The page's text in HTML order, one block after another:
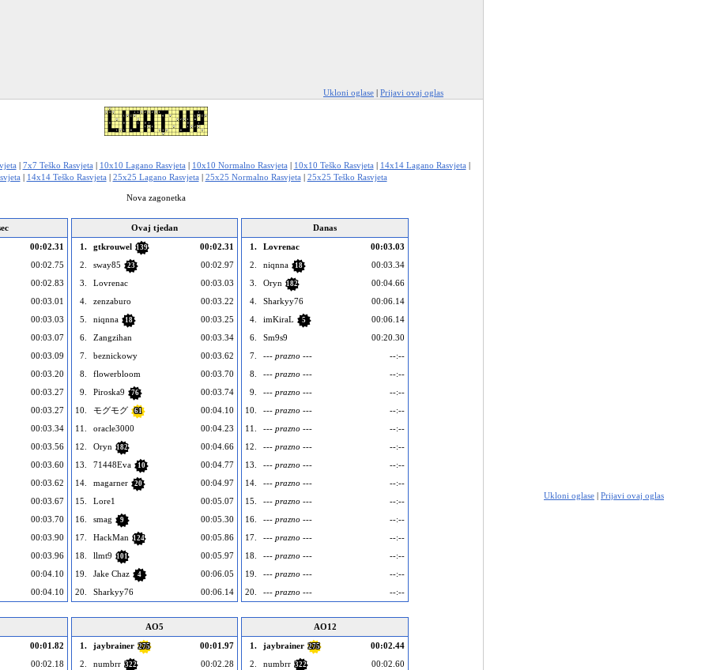
Ukloni oglase | Prijavi ovaj oglas
| 7x7 Teško Rasvjeta | 10x10 Lagano Rasvjeta | 10x10 Normalno Rasvjeta | 10x10 Teško Rasvjeta | 14x14 Lagano Rasvjeta |
| 14x14 Teško Rasvjeta | 25x25 Lagano Rasvjeta | 25x25 Normalno Rasvjeta | 25x25 Teško Rasvjeta
Nova zagonetka
00:02.31
00:02.75
00:02.83
00:03.01
00:03.03
00:03.07
00:03.09
00:03.20
00:03.27
00:03.27
00:03.34
00:03.56
00:03.60
00:03.62
00:03.67
00:03.70
00:03.90
00:03.96
00:04.10
00:04.10
Ovaj tjedan
1.
gtkrouwel 139
00:02.31
2.
sway85 23
00:02.97
3.
Lovrenac
00:03.03
4.
zenzaburo
00:03.22
5.
niqnna 18
00:03.25
6.
Zangzihan
00:03.34
7.
beznickowy
00:03.62
8.
flowerbloom
00:03.70
9.
Piroska9 76
00:03.74
10.
モグモグ 61
00:04.10
11.
oracle3000
00:04.23
12.
Oryn 182
00:04.66
13.
71448Eva 10
00:04.77
14.
magarner 20
00:04.97
15.
Lore1
00:05.07
16.
smag 9
00:05.30
17.
HackMan 124
00:05.86
18.
llmt9 101
00:05.97
19.
Jake Chaz 4
00:06.05
20.
Sharkyy76 00:06.14
Danas
1.
Lovrenac
00:03.03
2.
niqnna 18
00:03.34
3.
Oryn 182
00:04.66
4.
Sharkyy76
00:06.14
4.
imKiraL 5
00:06.14
6.
Sm9s9
00:20.30
7.
--- prazno ---
--:--
8.
--- prazno ---
--:--
9.
--- prazno ---
--:--
10.
--- prazno ---
--:--
11.
--- prazno ---
--:--
12.
--- prazno ---
--:--
13.
--- prazno ---
--:--
14.
--- prazno ---
--:--
15.
--- prazno ---
--:--
16.
--- prazno ---
--:--
17.
--- prazno ---
--:--
18.
--- prazno ---
--:--
19.
--- prazno ---
--:--
20.
--- prazno --- --:--
00:01.82
00:02.18
AO5
1.
jaybrainer 275
00:01.97
2.
numbrr 322
00:02.28
AO12
1.
jaybrainer 275
00:02.44
2.
numbrr 322
00:02.60
Ukloni oglase | Prijavi ovaj oglas